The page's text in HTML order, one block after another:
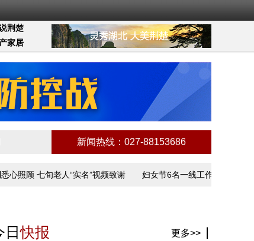
荆楚
家居
新闻热线：027-88153686
七旬老人“实名”视频致谢 妇女节6名一线工作者讲述抗疫故事
日快报 更多>>